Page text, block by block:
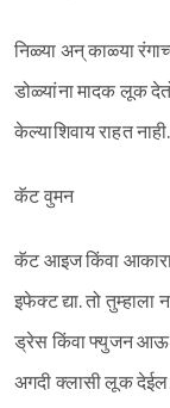
निळ्या अन् काळ्या
डोळ्यांना मादक लूक
केल्याशिवाय राहत नाही.
कॅट वुमन
कॅट आइज किंवा
इफेक्ट द्या. तो
ड्रेस किंवा फ्युजन
अगदी क्लासी लूक